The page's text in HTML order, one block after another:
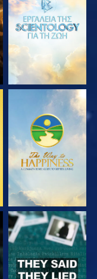
ΕΞΕΡΕΥΝΗΣΤΕ ΤΗ
ΣΕΙΡΑ
ΠΑΡΑΚΟΛΟΥΘΗΣΤΕ
ΠΑΡΑΚΟΛΟΥΘΗΣΤΕ